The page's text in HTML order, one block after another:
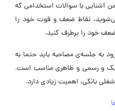
با سوالات استخدامی که
نقاط ضعف و قوت خود را
خود را برطرف کنید.
به جلسه‌ی مصاحبه باید حتما به
و رسمی و ظاهری مناسب است.
بانکی، اهمیت زیادی دارد.